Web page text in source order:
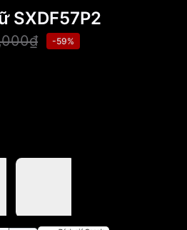
SXDF57P2
-59%